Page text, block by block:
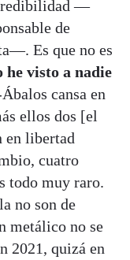
—
de
Es que no es
he visto a nadie
cansa en
ellos dos [el
en libertad
cuatro
todo muy raro.
no son de
metálico no se
2021, quizá en